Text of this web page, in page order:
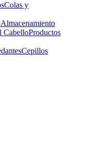
Colas y
Almacenamiento
Productos
Cepillos